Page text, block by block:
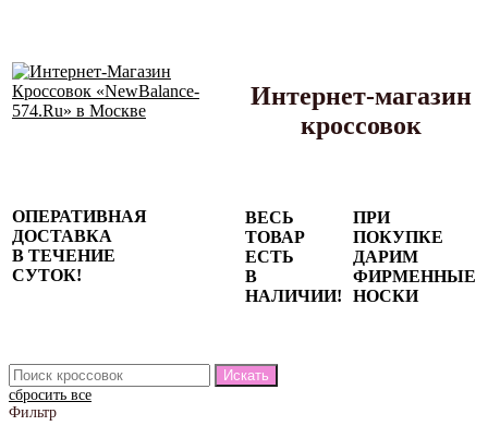
Интернет-магазин
кроссовок
ОПЕРАТИВНАЯ
ДОСТАВКА
В ТЕЧЕНИЕ
СУТОК!
ВЕСЬ
ТОВАР
ЕСТЬ
В
НАЛИЧИИ!
ПРИ
ПОКУПКЕ
ДАРИМ
ФИРМЕННЫЕ
НОСКИ
сбросить все
Фильтр